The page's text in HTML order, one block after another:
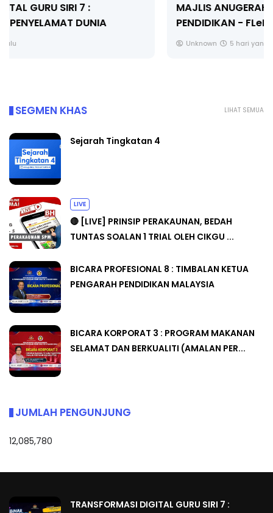
MAJLIS ANUGERAH FFK (FESTIVAL LENSA
PENDIDIKAN - FLeP) 2026
LIHAT SEMUA
SEGMEN KHAS
Sejarah Tingkatan 4
LIVE
🔴 [LIVE] PRINSIP PERAKAUNAN, BEDAH
TUNTAS SOALAN 1 TRIAL OLEH CIKGU ...
BICARA PROFESIONAL 8 : TIMBALAN KETUA
PENGARAH PENDIDIKAN MALAYSIA
BICARA KORPORAT 3 : PROGRAM MAKANAN
SELAMAT DAN BERKUALITI (AMALAN PER...
JUMLAH PENGUNJUNG
12,085,780
TRANSFORMASI DIGITAL GURU SIRI 7 :